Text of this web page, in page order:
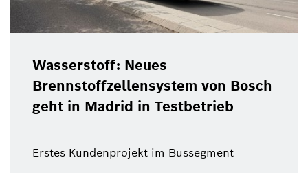
Wasserstoff: Neues
Brennstoffzellensystem von Bosch
geht in Madrid in Testbetrieb
Erstes Kundenprojekt im Bussegment